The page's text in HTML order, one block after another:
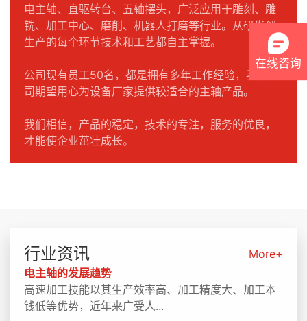
电主轴、直驱转台、五轴摆头，广泛应用于雕刻、雕
铣、加工中心、磨削、机器人打磨等行业。从研发到
生产的每个环节技术和工艺都自主掌握。
公司现有员工50名，都是拥有多年工作经验，我们公
司期望用心为设备厂家提供较适合的主轴产品。
我们相信，产品的稳定，技术的专注，服务的优良，
才能使企业茁壮成长。
行业资讯
More+
电主轴的发展趋势
高速加工技能以其生产效率高、加工精度大、加工本
钱低等优势，近年来广受人...
在线咨询